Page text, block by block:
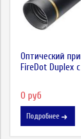
Оптический
FireDot Duplex
0 руб
Подробнее